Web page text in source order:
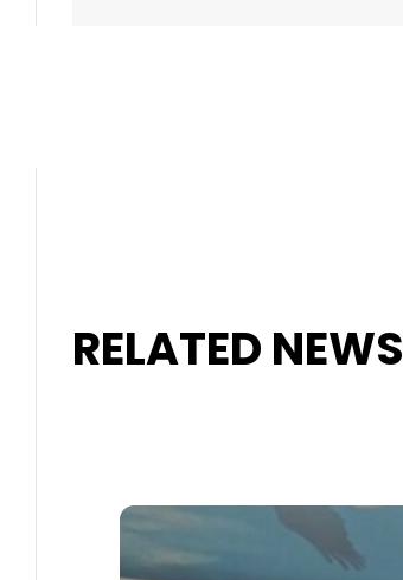
RELATED NEWS